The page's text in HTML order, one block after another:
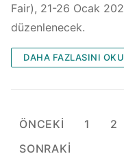
Fair), 21-26 Ocak
düzenlenecek.
DAHA FAZLASINI
Yazı
sayfalaması
ÖNCEKI 1 2
SONRAKI